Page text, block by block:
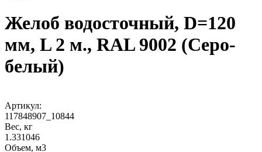
Желоб водосточный, D=120
мм, L 2 м., RAL 9002 (Серо-
белый)
Артикул:
117848907_10844
Вес, кг
1.331046
Объем, м3